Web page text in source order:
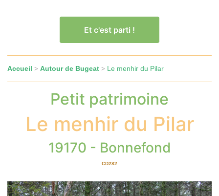
Et c'est parti !
Accueil > Autour de Bugeat > Le menhir du Pilar
Petit patrimoine
Le menhir du Pilar
19170 - Bonnefond
CD282